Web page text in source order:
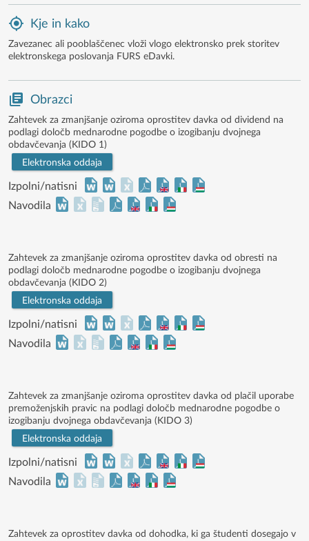
Kje in kako
Zavezanec ali pooblaščenec vloži vlogo elektronsko prek storitev
elektronskega poslovanja FURS eDavki.
Obrazci
Zahtevek za zmanjšanje oziroma oprostitev davka od dividend na
podlagi določb mednarodne pogodbe o izogibanju dvojnega
obdavčevanja (KIDO 1)
Elektronska oddaja
Izpolni/natisni
Navodila
Zahtevek za zmanjšanje oziroma oprostitev davka od obresti na
podlagi določb mednarodne pogodbe o izogibanju dvojnega
obdavčevanja (KIDO 2)
Elektronska oddaja
Izpolni/natisni
Navodila
Zahtevek za zmanjšanje oziroma oprostitev davka od plačil uporabe
premoženjskih pravic na podlagi določb mednarodne pogodbe o
izogibanju dvojnega obdavčevanja (KIDO 3)
Elektronska oddaja
Izpolni/natisni
Navodila
Zahtevek za oprostitev davka od dohodka, ki ga študenti dosegajo v